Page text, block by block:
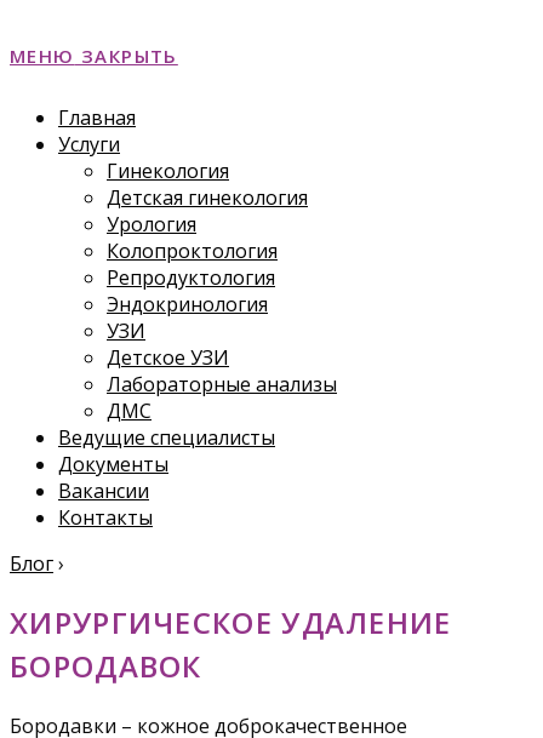
МЕНЮ ЗАКРЫТЬ
Главная
Услуги
Гинекология
Детская гинекология
Урология
Колопроктология
Репродуктология
Эндокринология
УЗИ
Детское УЗИ
Лабораторные анализы
ДМС
Ведущие специалисты
Документы
Вакансии
Контакты
Блог›
ХИРУРГИЧЕСКОЕ УДАЛЕНИЕ
БОРОДАВОК
Бородавки – кожное доброкачественное